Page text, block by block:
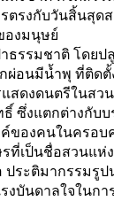
รงกับวันสิ้นสุ
องมนุษย์
รรมชาติ โดย
อนมีน้ำพุ ที่ติด
ดงดนตรีในสว
ซึ่งแตกต่างกับ
ของคนในครอบ
ที่เป็นชื่อสวน
ระติมากรรม
บันดาลใจในก